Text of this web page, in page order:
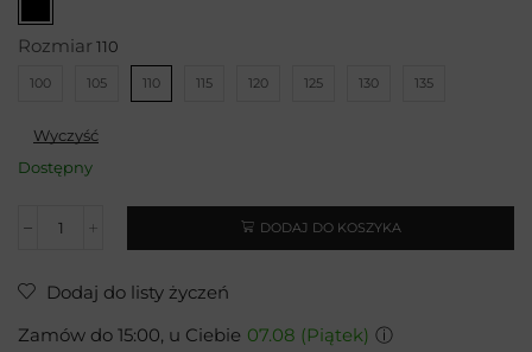
Rozmiar
100 105 110 115 120 125 130 135
Wyczyść
Dostępny
DODAJ DO KOSZYKA
Dodaj do listy życzeń
Zamów do 15:00, u Ciebie 07.08 (Piątek) ⓘ